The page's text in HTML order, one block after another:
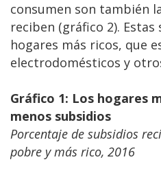
consumen son también
reciben (gráfico 2).
hogares más ricos, que
electrodomésticos y
Gráfico 1: Los hogares
menos subsidios
Porcentaje de subsidios
pobre y más rico, 2016